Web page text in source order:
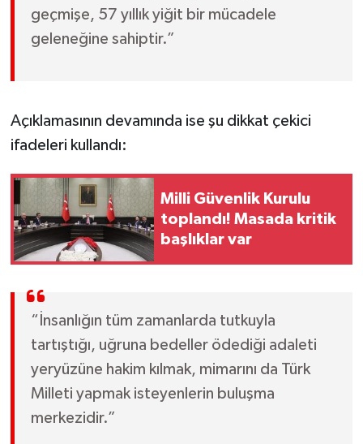
geçmişe, 57 yıllık yiğit bir mücadele
geleneğine sahiptir.”
Açıklamasının devamında ise şu dikkat çekici
ifadeleri kullandı:
Milli Güvenlik Kurulu
toplandı! Masada kritik
başlıklar var
“İnsanlığın tüm zamanlarda tutkuyla
tartıştığı, uğruna bedeller ödediği adaleti
yeryüzüne hakim kılmak, mimarını da Türk
Milleti yapmak isteyenlerin buluşma
merkezidir.”